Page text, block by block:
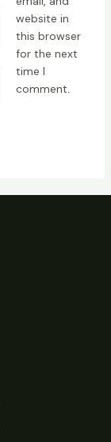
website in
this browser
for the next
time I
comment.